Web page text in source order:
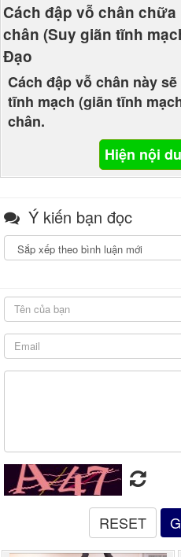
Cách đập vỗ chân
chân (Suy giãn tĩnh
Đạo
Cách đập vỗ chân này
tĩnh mạch (giãn tĩnh
chân.
Hiện nội
Ý kiến bạn đọc